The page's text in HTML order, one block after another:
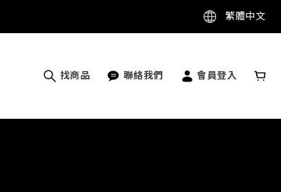
繁體中文
找商品 聯絡我們 會員登入